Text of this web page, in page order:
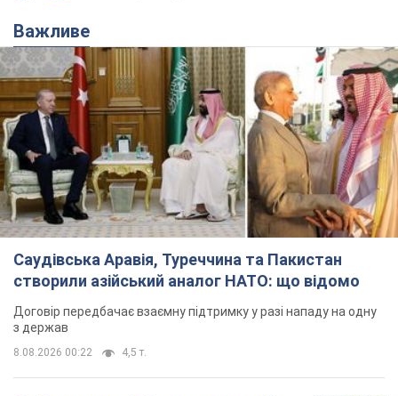
Важливе
Саудівська Аравія, Туреччина та Пакистан
створили азійський аналог НАТО: що відомо
Договір передбачає взаємну підтримку у разі нападу на одну
з держав
8.08.2026 00:22 4,5 т.